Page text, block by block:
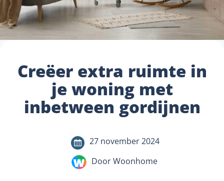
Creëer extra ruimte in
je woning met
inbetween gordijnen
27 november 2024
Door Woonhome